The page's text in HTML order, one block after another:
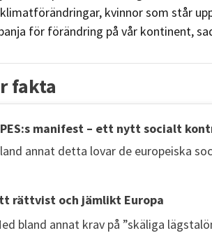
kvinnor som står
för förändring på vår kontinent,
fakta
PES:s manifest – ett nytt socialt
annat detta lovar de europeiska
rättvist och jämlikt Europa
bland annat krav på ”skäliga